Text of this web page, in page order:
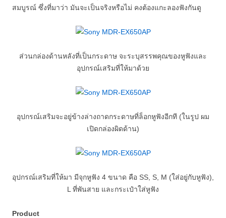
สมบูรณ์ ซึ่งที่มาว่า มันจะเป็นจริงหรือไม่ คงต้องแกะลองฟังกันดู
ส่วนกล่องด้านหลังที่เป็นกระดาษ จะระบุสรรพคุณของหูฟังและ
อุปกรณ์เสริมที่ให้มาด้วย
อุปกรณ์เสริมจะอยู่ข้างล่างถาดกระดาษที่ล็อกหูฟังอีกที (ในรูป ผม
เปิดกล่องผิดด้าน)
อุปกรณ์เสริมที่ให้มา มีจุกหูฟัง 4 ขนาด คือ SS, S, M (ใส่อยู่กับหูฟัง),
L ที่พันสาย และกระเป๋าใส่หูฟัง
Product